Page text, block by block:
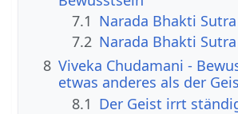
7.1 Narada Bhakti
7.2 Narada Bhakti
8 Viveka Chudamani -
etwas anderes als der
8.1 Der Geist irrt